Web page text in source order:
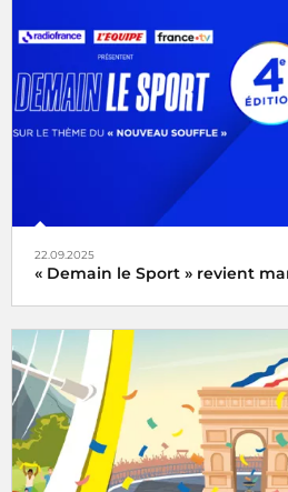
Avec franceinfo et ICI vivez en
d'Europe de cyclisme sur route du
22.09.2025
« Demain le Sport » revient
« Demain le Sport » vous donne
octobre 2025 à la Maison de la